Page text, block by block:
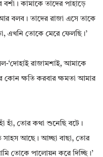
কামাকে তাদের পাহাড়ে
বলব। তাদের রাজা এসে তাকে
এখনি তোকে মেরে ফেলছি।’
‘দোহাই রাজামশাই, আমাকে
ক্ষতি করবার ক্ষমতা আমার
হাঁ, তোর কথা শুনেছি বটে।
সাহস আছে। আচ্ছা বাছা, তোর
পালোয়ন করে দিচ্ছি।’